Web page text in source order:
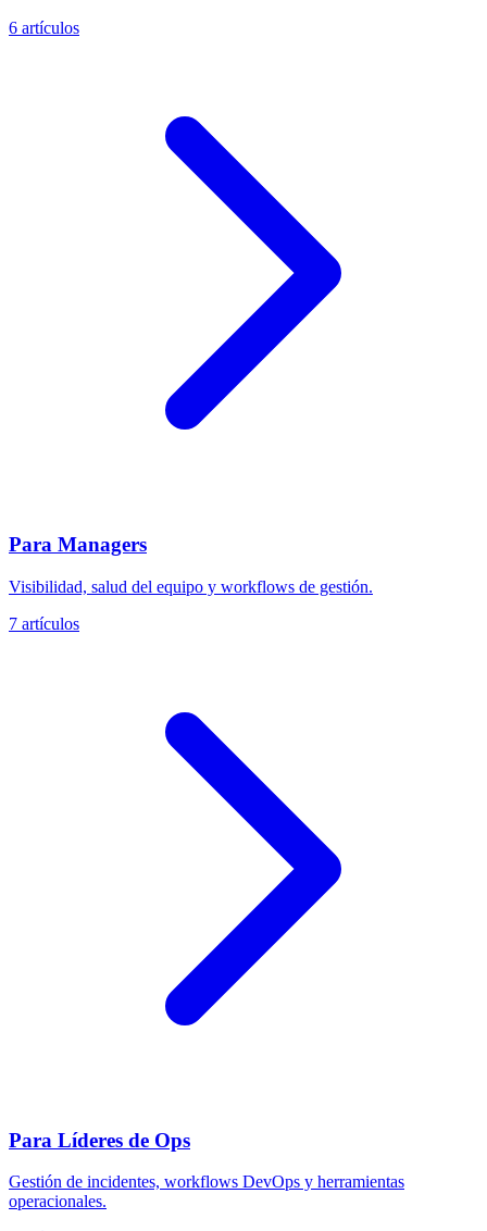
6 artículos
Para Managers
Visibilidad, salud del equipo y workflows de gestión.
7 artículos
Para Líderes de Ops
Gestión de incidentes, workflows DevOps y herramientas
operacionales.